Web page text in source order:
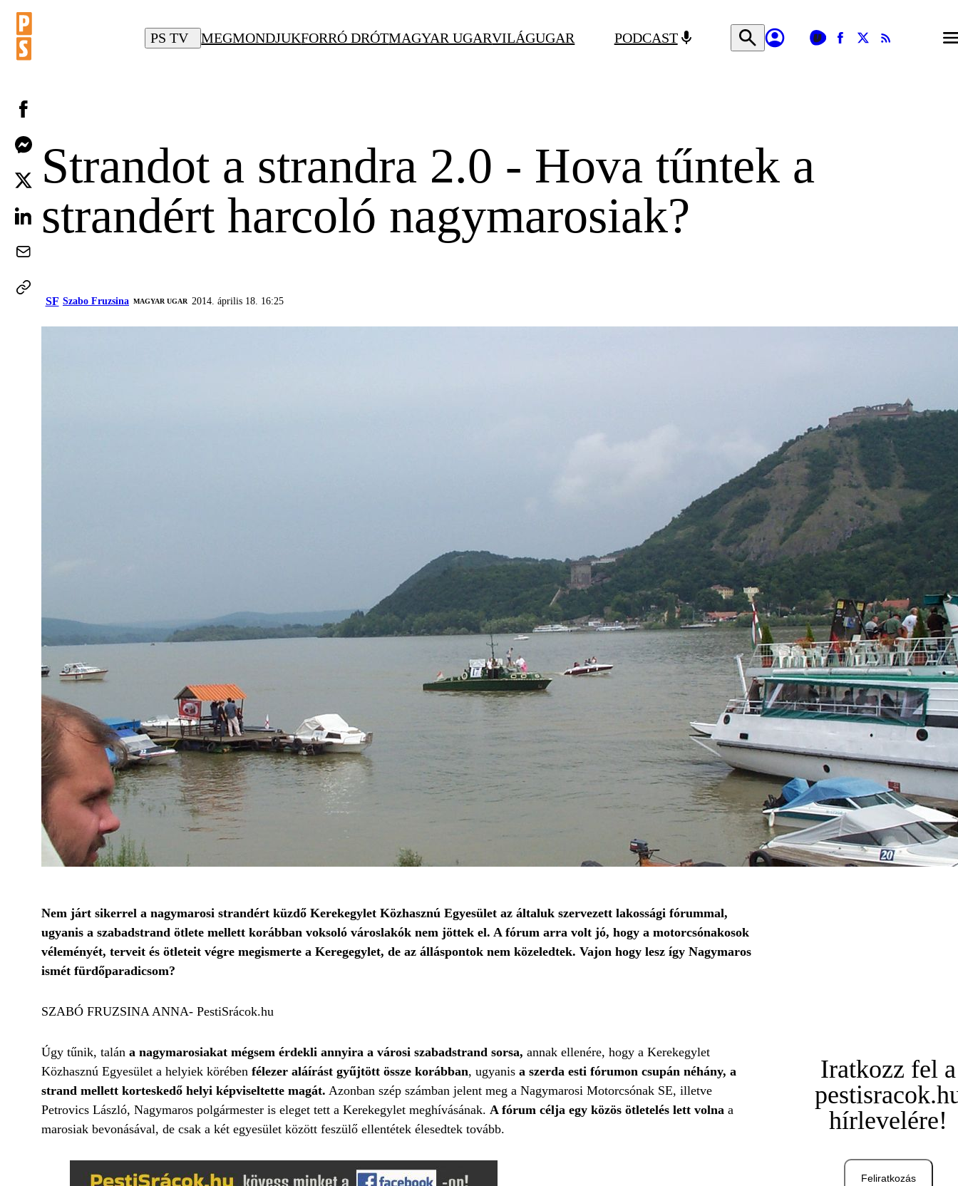
PS TV MEGMONDJUKFORRÓ DRÓTMAGYAR UGARVILÁGUGAR PODCAST
Strandot a strandra 2.0 - Hova tűntek a
strandért harcoló nagymarosiak?
SF Szabo Fruzsina MAGYAR UGAR 2014. április 18. 16:25
Nem járt sikerrel a nagymarosi strandért küzdő Kerekegylet Közhasznú Egyesület az általuk szervezett lakossági fórummal,
ugyanis a szabadstrand ötlete mellett korábban voksoló városlakók nem jöttek el. A fórum arra volt jó, hogy a motorcsónakosok
véleményét, terveit és ötleteit végre megismerte a Keregegylet, de az álláspontok nem közeledtek. Vajon hogy lesz így Nagymaros
ismét fürdőparadicsom?
SZABÓ FRUZSINA ANNA- PestiSrácok.hu
Úgy tűnik, talán a nagymarosiakat mégsem érdekli annyira a városi szabadstrand sorsa, annak ellenére, hogy a Kerekegylet
Közhasznú Egyesület a helyiek körében félezer aláírást gyűjtött össze korábban, ugyanis a szerda esti fórumon csupán néhány, a
strand mellett korteskedő helyi képviseltette magát. Azonban szép számban jelent meg a Nagymarosi Motorcsónak SE, illetve
Petrovics László, Nagymaros polgármester is eleget tett a Kerekegylet meghívásának. A fórum célja egy közös ötletelés lett volna a
marosiak bevonásával, de csak a két egyesület között feszülő ellentétek élesedtek tovább.
Iratkozz fel a
hírlevelére!
Feliratkozás